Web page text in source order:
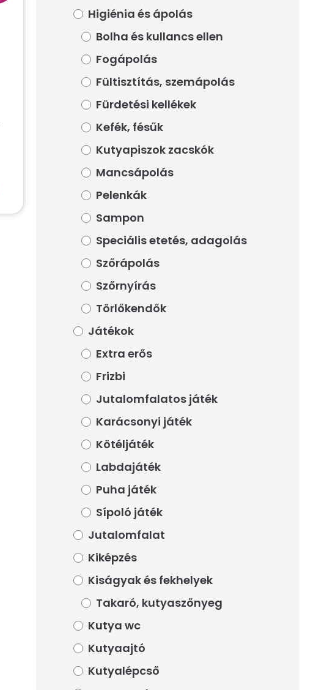
Higiénia és ápolás
Bolha és kullancs ellen
Fogápolás
Fültisztítás, szemápolás
Fürdetési kellékek
Kefék, fésűk
Kutyapiszok zacskók
Mancsápolás
Pelenkák
Sampon
Speciális etetés, adagolás
Szőrápolás
Szőrnyírás
Törlőkendők
Játékok
Extra erős
Frizbi
Jutalomfalatos játék
Karácsonyi játék
Kötéljáték
Labdajáték
Puha játék
Sípoló játék
Jutalomfalat
Kiképzés
Kiságyak és fekhelyek
Takaró, kutyaszőnyeg
Kutya wc
Kutyaajtó
Kutyalépcső
Higiénia és ápolás
Bolha és kullancs ellen
Fogápolás
Fültisztítás, szemápolás
Fürdetési kellékek
Kefék, fésűk
Kutyapiszok zacskók
Mancsápolás
Pelenkák
Sampon
Speciális etetés, adagolás
Szőrápolás
Szőrnyírás
Törlőkendők
Játékok
Extra erős
Frizbi
Jutalomfalatos játék
Karácsonyi játék
Kötéljáték
Labdajáték
Puha játék
Sípoló játék
Jutalomfalat
Kiképzés
Kiságyak és fekhelyek
Takaró, kutyaszőnyeg
Kutya wc
Kutyaajtó
Kutyalépcső